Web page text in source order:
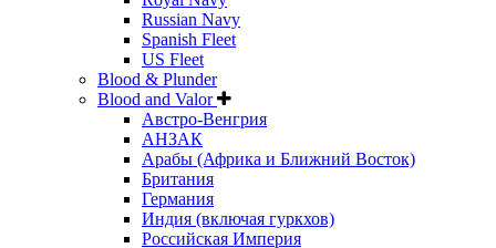
Russian Navy
Spanish Fleet
US Fleet
Blood & Plunder
Blood and Valor
Австро-Венгрия
АНЗАК
Арабы (Африка и Ближний Восток)
Британия
Германия
Индия (включая гуркхов)
Российская Империя